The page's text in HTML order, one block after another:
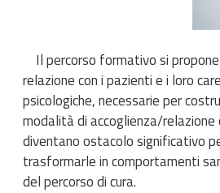
Il percorso formativo si
relazione con i pazienti e i loro
psicologiche, necessarie per
modalità di accoglienza/
diventano ostacolo significativo
trasformarle in comportamenti
del percorso di cura.